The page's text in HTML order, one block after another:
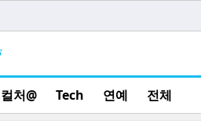
컬처@ Tech 연예 전체